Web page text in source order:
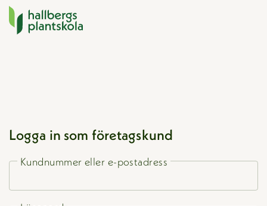
Hoppa
innehåll
Logga in som företagskund
Kundnummer eller e-postadress